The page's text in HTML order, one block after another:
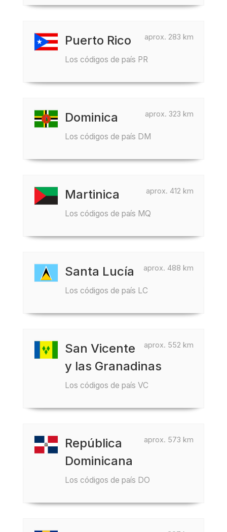
aprox. 283 km
Puerto Rico
Los códigos de país PR
aprox. 323 km
Dominica
Los códigos de país DM
aprox. 412 km
Martinica
Los códigos de país MQ
aprox. 488 km
Santa Lucía
Los códigos de país LC
aprox. 552 km
San Vicente
y las Granadinas
Los códigos de país VC
aprox. 573 km
República
Dominicana
Los códigos de país DO